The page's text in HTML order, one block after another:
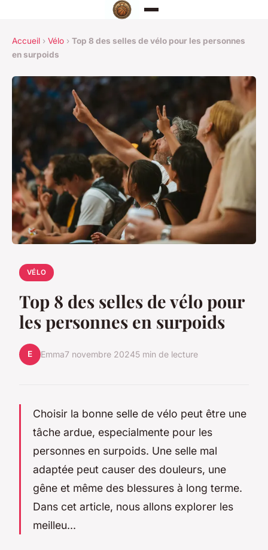
Accueil › Vélo › Top 8 des selles de vélo pour les personnes
en surpoids
VÉLO
Top 8 des selles de vélo pour
les personnes en surpoids
E Emma7 novembre 20245 min de lecture
Choisir la bonne selle de vélo peut être une
tâche ardue, especialmente pour les
personnes en surpoids. Une selle mal
adaptée peut causer des douleurs, une
gêne et même des blessures à long terme.
Dans cet article, nous allons explorer les
meilleu...